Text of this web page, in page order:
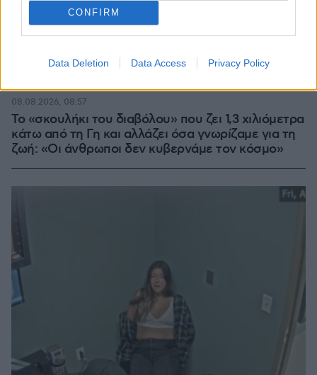
CONFIRM
Data Deletion Data Access Privacy Policy
Το «σκουλήκι του διαβόλου» που ζει 1,3 χιλιόμετρα
κάτω από τη Γη και αλλάζει όσα γνωρίζαμε για τη
ζωή: «Οι άνθρωποι δεν κυβερνάμε τον κόσμο»
08.08.2026, 08:57